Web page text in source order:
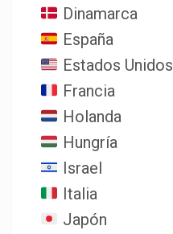
Dinamarca
España
Estados Unidos
Francia
Holanda
Hungría
Israel
Italia
Japón